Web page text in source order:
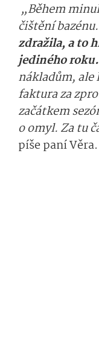
„Během
čištění bazénu.
zdražila, a to
jediného roku.
nákladům, ale
faktura za
začátkem
o omyl. Za tu
píše paní Věra.